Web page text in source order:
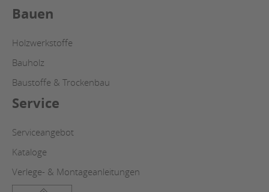
Bauen
Holzwerkstoffe
Bauholz
Baustoffe & Trockenbau
Service
Serviceangebot
Kataloge
Verlege- & Montageanleitungen